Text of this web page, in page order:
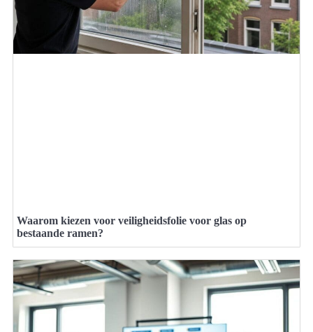
Waarom kiezen voor veiligheidsfolie voor glas op
bestaande ramen?